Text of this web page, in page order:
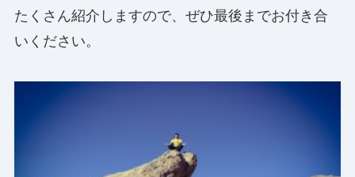
たくさん紹介しますので、ぜひ最後までお付き合
いください。